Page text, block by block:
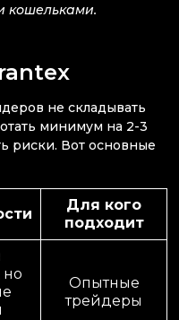
кошельками.
не складывать
минимум на 2-3
риски. Вот основные
Для кого
подходит
но
Опытные
трейдеры